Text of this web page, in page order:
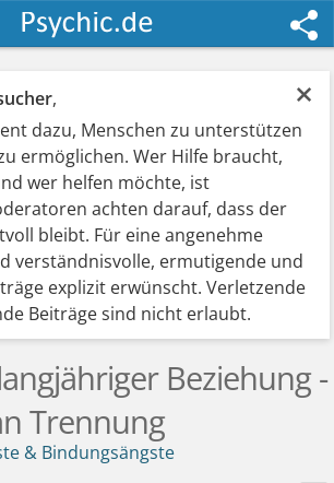
×
,
dazu, Menschen zu unterstützen
ermöglichen. Wer Hilfe braucht,
wer helfen möchte, ist
achten darauf, dass der
bleibt. Für eine angenehme
verständnisvolle, ermutigende und
explizit erwünscht. Verletzende
Beiträge sind nicht erlaubt.
Beziehung -
Trennung
& Bindungsängste